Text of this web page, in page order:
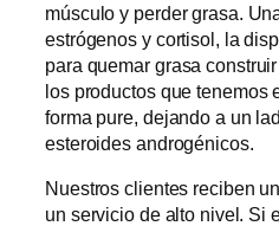
músculo y perder grasa.
estrógenos y cortisol, la
para quemar grasa
los productos que tenemos
forma pure, dejando a un
esteroides androgénicos.
Nuestros clientes reciben
un servicio de alto nivel. Si